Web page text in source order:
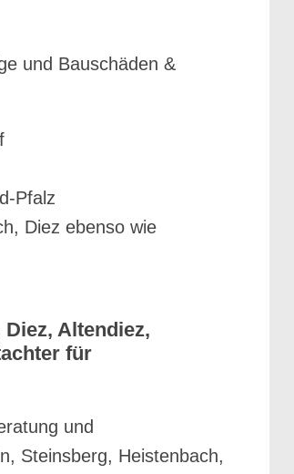
und Bauschäden &
Pfalz
Diez ebenso wie
Altendiez,
für
und
Steinsberg, Heistenbach,